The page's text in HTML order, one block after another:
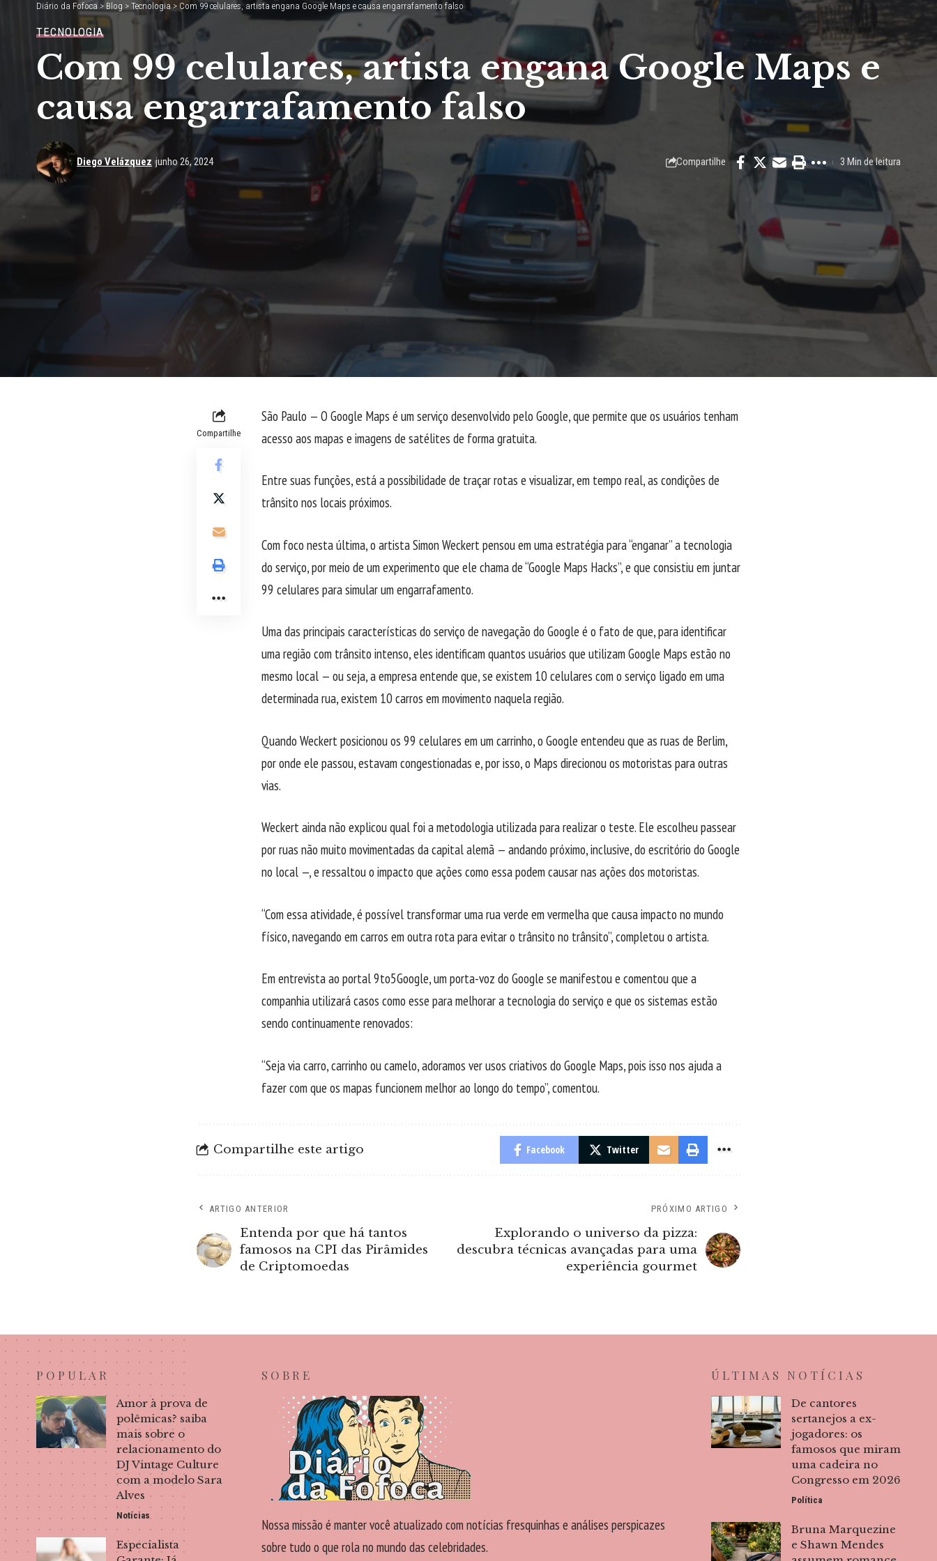
Diário da Fofoca > Blog > Tecnologia> Com 99 celulares, artista engana Google Maps e causa engarrafamento falso
TECNOLOGIA
Com 99 celulares, artista engana Google Maps e
causa engarrafamento falso
Diego Velázquez junho 26, 2024 Compartilhe 3 Min de leitura
Compartilhe
São Paulo — O Google Maps é um serviço desenvolvido pelo Google, que permite que os usuários tenham
acesso aos mapas e imagens de satélites de forma gratuita.
Entre suas funções, está a possibilidade de traçar rotas e visualizar, em tempo real, as condições de
trânsito nos locais próximos.
Com foco nesta última, o artista Simon Weckert pensou em uma estratégia para “enganar” a tecnologia
do serviço, por meio de um experimento que ele chama de “Google Maps Hacks”, e que consistiu em juntar
99 celulares para simular um engarrafamento.
Uma das principais características do serviço de navegação do Google é o fato de que, para identificar
uma região com trânsito intenso, eles identificam quantos usuários que utilizam Google Maps estão no
mesmo local — ou seja, a empresa entende que, se existem 10 celulares com o serviço ligado em uma
determinada rua, existem 10 carros em movimento naquela região.
Quando Weckert posicionou os 99 celulares em um carrinho, o Google entendeu que as ruas de Berlim,
por onde ele passou, estavam congestionadas e, por isso, o Maps direcionou os motoristas para outras
vias.
Weckert ainda não explicou qual foi a metodologia utilizada para realizar o teste. Ele escolheu passear
por ruas não muito movimentadas da capital alemã — andando próximo, inclusive, do escritório do Google
no local —, e ressaltou o impacto que ações como essa podem causar nas ações dos motoristas.
“Com essa atividade, é possível transformar uma rua verde em vermelha que causa impacto no mundo
físico, navegando em carros em outra rota para evitar o trânsito no trânsito”, completou o artista.
Em entrevista ao portal 9to5Google, um porta-voz do Google se manifestou e comentou que a
companhia utilizará casos como esse para melhorar a tecnologia do serviço e que os sistemas estão
sendo continuamente renovados:
“Seja via carro, carrinho ou camelo, adoramos ver usos criativos do Google Maps, pois isso nos ajuda a
fazer com que os mapas funcionem melhor ao longo do tempo”, comentou.
Compartilhe este artigo Facebook Twitter
ARTIGO ANTERIOR
Entenda por que há tantos
famosos na CPI das Pirâmides
de Criptomoedas
PRÓXIMO ARTIGO
Explorando o universo da pizza:
descubra técnicas avançadas para uma
experiência gourmet
POPULAR
Amor à prova de
polêmicas? saiba
mais sobre o
relacionamento do
DJ Vintage Culture
com a modelo Sara
Alves
Notícias
Especialista
SOBRE
Nossa missão é manter você atualizado com notícias fresquinhas e análises perspicazes
sobre tudo o que rola no mundo das celebridades.
ÚLTIMAS NOTÍCIAS
De cantores
sertanejos a ex-
jogadores: os
famosos que miram
uma cadeira no
Congresso em 2026
Política
Bruna Marquezine
e Shawn Mendes